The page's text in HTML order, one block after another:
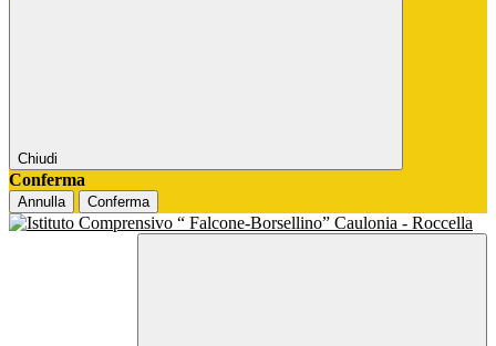
Chiudi
Conferma
Annulla Conferma